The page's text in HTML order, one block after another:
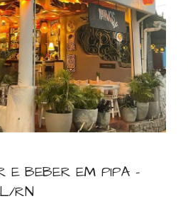
E BEBER EM PIPA –
RN